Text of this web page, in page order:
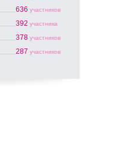
636 участников
392 участника
378 участников
287 участников